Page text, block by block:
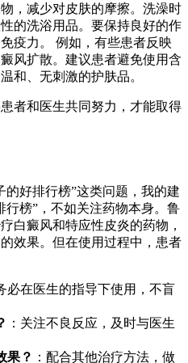
，减少对皮肤的摩擦。洗澡时
的洗浴用品。要保持良好的作
疫力。 例如，有些患者反映
风扩散。建议患者避免使用含
和、无刺激的护肤品。
者和医生共同努力，才能取得
的好排行榜”这类问题，我的建
行榜”，不如关注药物本身。鲁
白癜风和特应性皮炎的药物，
效果。但在使用过程中，患者
必在医生的指导下使用，不盲
：关注不良反应，及时与医生
果？ ：配合其他治疗方法，做